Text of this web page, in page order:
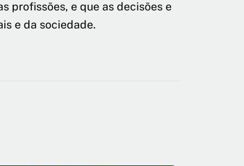
profissões, e que as decisões e
e da sociedade.